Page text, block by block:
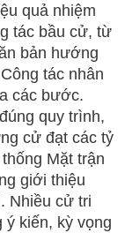
quả nhiệm
tác bầu cử, từ
bản hướng
tác nhân
các bước.
quy trình,
cử đạt các tỷ
Mặt trận
giới thiệu
Nhiều cử tri
kiến, kỳ vọng